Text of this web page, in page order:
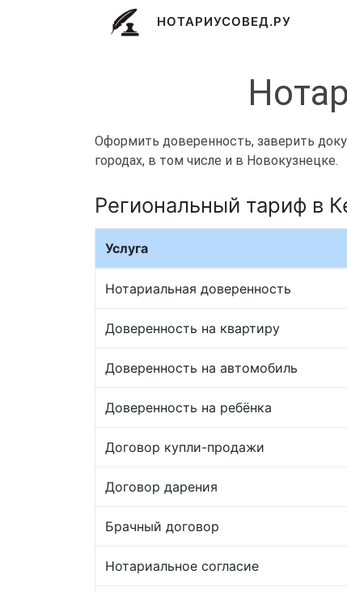
НОТАРИУСОВЕД.РУ
Оформить доверенность, заверить
городах, в том числе и в Новокузнецке.
Региональный тариф в
Услуга
Нотариальная доверенность
Доверенность на квартиру
Доверенность на автомобиль
Доверенность на ребёнка
Договор купли-продажи
Договор дарения
Брачный договор
Нотариальное согласие